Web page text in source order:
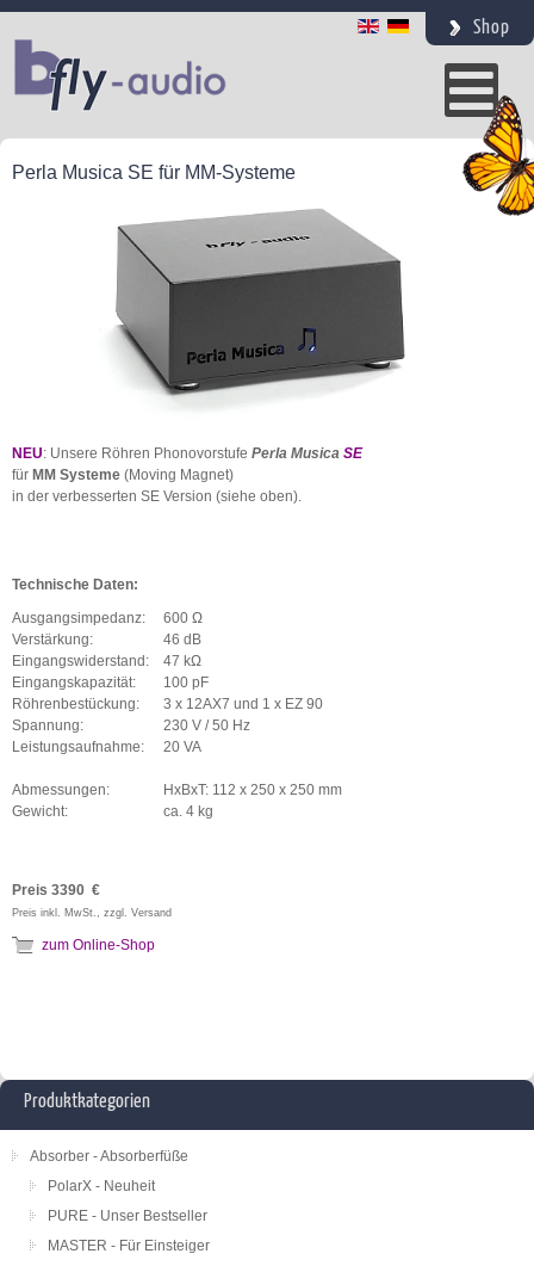
Shop
Perla Musica SE für MM-Systeme
NEU: Unsere Röhren Phonovorstufe Perla Musica SE
für MM Systeme (Moving Magnet)
in der verbesserten SE Version (siehe oben).
Technische Daten:
Ausgangsimpedanz:
Verstärkung:
Eingangswiderstand:
Eingangskapazität:
Röhrenbestückung:
Spannung:
Leistungsaufnahme:
Abmessungen:
Gewicht:
600 Ω
46 dB
47 kΩ
100 pF
3 x 12AX7 und 1 x EZ 90
230 V / 50 Hz
20 VA
HxBxT: 112 x 250 x 250 mm
ca. 4 kg
Preis 3390 €
Preis inkl. MwSt., zzgl. Versand
zum Online-Shop
Produktkategorien
Absorber - Absorberfüße
PolarX - Neuheit
PURE - Unser Bestseller
MASTER - Für Einsteiger